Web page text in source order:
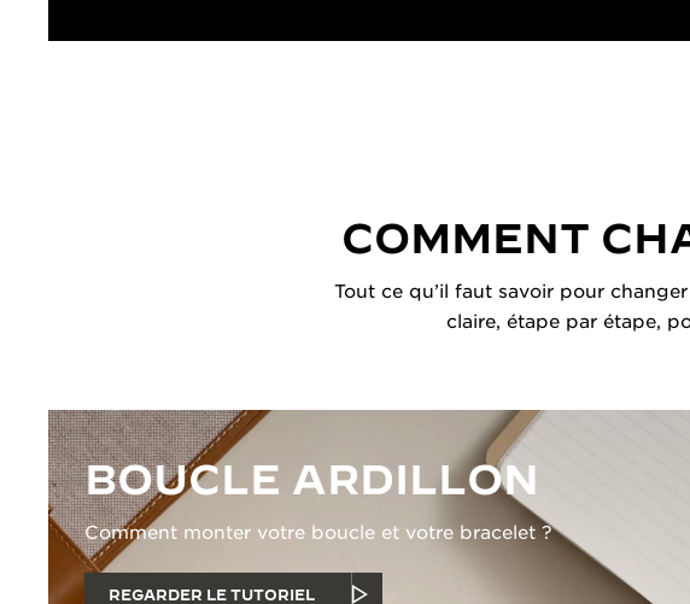
COMMENT
Tout ce qu’il faut savoir pour
claire, étape par étape,
BOUCLE ARDILLON
Comment monter votre boucle et votre bracelet ?
REGARDER LE TUTORIEL